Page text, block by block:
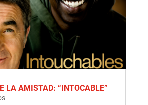
LA AMISTAD: “INTOCABLE”